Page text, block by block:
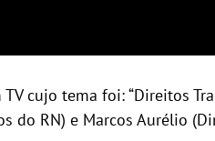
cujo tema foi: “Direitos
do RN) e Marcos Aurélio